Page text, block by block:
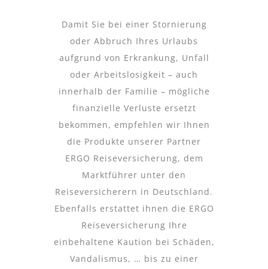
Damit Sie bei einer Stornierung
oder Abbruch Ihres Urlaubs
aufgrund von Erkrankung, Unfall
oder Arbeitslosigkeit – auch
innerhalb der Familie – mögliche
finanzielle Verluste ersetzt
bekommen, empfehlen wir Ihnen
die Produkte unserer Partner
ERGO Reiseversicherung, dem
Marktführer unter den
Reiseversicherern in Deutschland.
Ebenfalls erstattet ihnen die ERGO
Reiseversicherung Ihre
einbehaltene Kaution bei Schäden,
Vandalismus, … bis zu einer